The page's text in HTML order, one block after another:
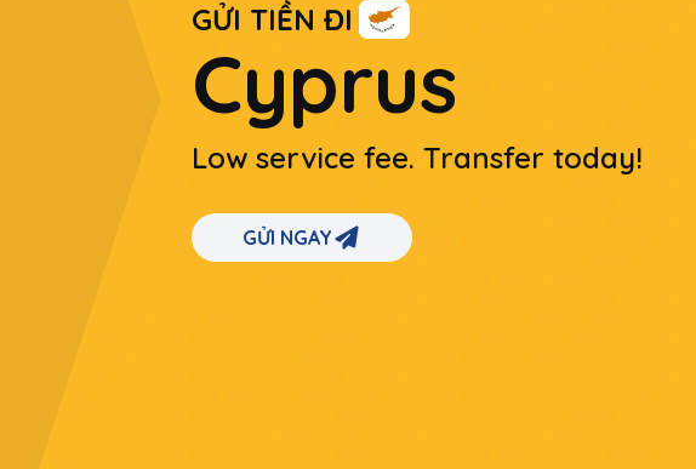
GỬI TIỀN ĐI
Cyprus
Low service fee. Transfer today!
GỬI NGAY